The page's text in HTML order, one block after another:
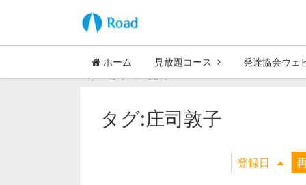
ホーム 見放題コース 発達協会ウェ
タグ:庄司敦子
登録日